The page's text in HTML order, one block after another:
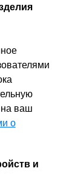
ваш
о
и